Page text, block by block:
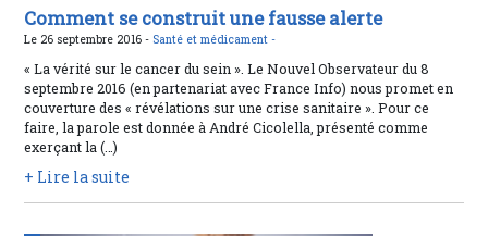
Comment se construit une fausse alerte
Le 26 septembre 2016 - Santé et médicament -
« La vérité sur le cancer du sein ». Le Nouvel Observateur du 8
septembre 2016 (en partenariat avec France Info) nous promet en
couverture des « révélations sur une crise sanitaire ». Pour ce
faire, la parole est donnée à André Cicolella, présenté comme
exerçant la (…)
+ Lire la suite